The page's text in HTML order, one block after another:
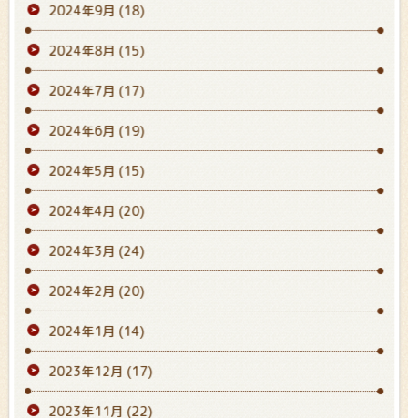
2024年9月 (18)
2024年8月 (15)
2024年7月 (17)
2024年6月 (19)
2024年5月 (15)
2024年4月 (20)
2024年3月 (24)
2024年2月 (20)
2024年1月 (14)
2023年12月 (17)
2023年11月 (22)